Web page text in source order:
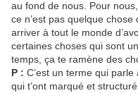
au fond de nous. Pour
ce n’est pas quelque
arriver à tout le monde
certaines choses qui sont
temps, ça te ramène des
P : C’est un terme qui
qui t’ont marqué et structuré.